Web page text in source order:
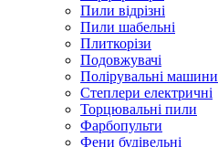
Пили відрізні
Пили шабельні
Плиткорізи
Подовжувачі
Полірувальні машини
Степлери електричні
Торцювальні пили
Фарбопульти
Фени будівельні